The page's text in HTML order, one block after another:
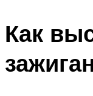
Как